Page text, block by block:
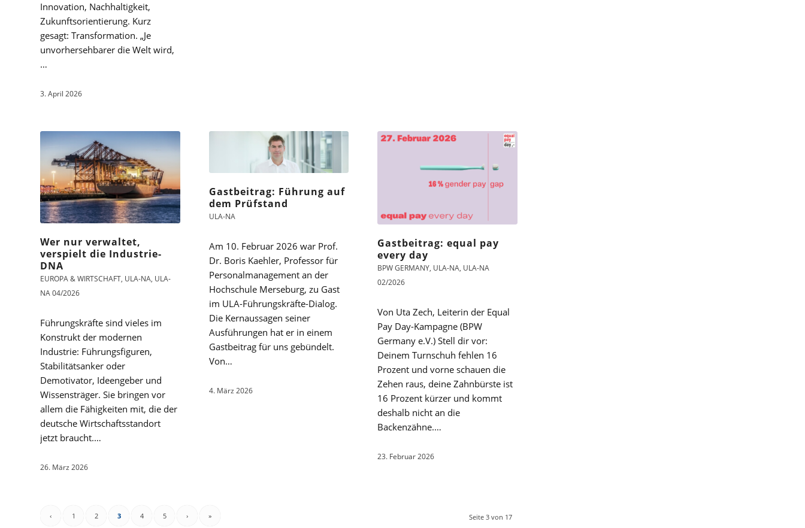
Innovation, Nachhaltigkeit,
Zukunftsorientierung. Kurz
gesagt: Transformation. „Je
unvorhersehbarer die Welt wird,
…
3. April 2026
Wer nur verwaltet,
verspielt die Industrie-
DNA
EUROPA & WIRTSCHAFT, ULA-NA, ULA-
NA 04/2026
Führungskräfte sind vieles im
Konstrukt der modernen
Industrie: Führungsfiguren,
Stabilitätsanker oder
Demotivator, Ideengeber und
Wissensträger. Sie bringen vor
allem die Fähigkeiten mit, die der
deutsche Wirtschaftsstandort
jetzt braucht.…
26. März 2026
Gastbeitrag: Führung auf
dem Prüfstand
ULA-NA
Am 10. Februar 2026 war Prof.
Dr. Boris Kaehler, Professor für
Personalmanagement an der
Hochschule Merseburg, zu Gast
im ULA-Führungskräfte-Dialog.
Die Kernaussagen seiner
Ausführungen hat er in einem
Gastbeitrag für uns gebündelt.
Von…
4. März 2026
Gastbeitrag: equal pay
every day
BPW GERMANY, ULA-NA, ULA-NA
02/2026
Von Uta Zech, Leiterin der Equal
Pay Day-Kampagne (BPW
Germany e.V.) Stell dir vor:
Deinem Turnschuh fehlen 16
Prozent und vorne schauen die
Zehen raus, deine Zahnbürste ist
16 Prozent kürzer und kommt
deshalb nicht an die
Backenzähne.…
23. Februar 2026
Seite 3 von 17
‹ 1 2 3 4 5 › »